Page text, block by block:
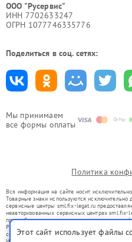
Мы принимаем
все формы оплаты
ООО "Русервис"
ИНН 7702633247
ОГРН 1077746335776
Поделиться в соц. сетях:
Политика
Вся информация на сайте носит
Товарные знаки используются исключительно
сервисные центры sml.fix-legat.ru
неавторизованных сервисных центрах sml.fix-
правообладателями товарных знаков или их
Ремонт осуществляется для устройств, уже
со статьей 1487 ГК РФ.
Этот сайт использует файлы